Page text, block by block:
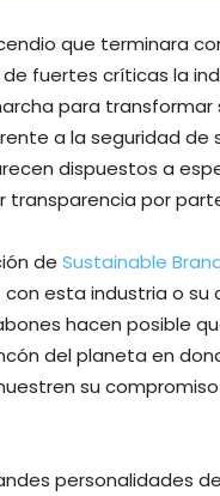
que terminara
fuertes críticas la
para
a la seguridad de
dispuestos a
transparencia por
de Sustainable
esta industria o
hacen posible
del planeta en
su
personalidades